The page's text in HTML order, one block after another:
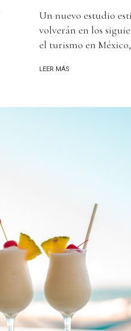
Un nuevo estudio
volverán en los
el turismo en
LEER MÁS